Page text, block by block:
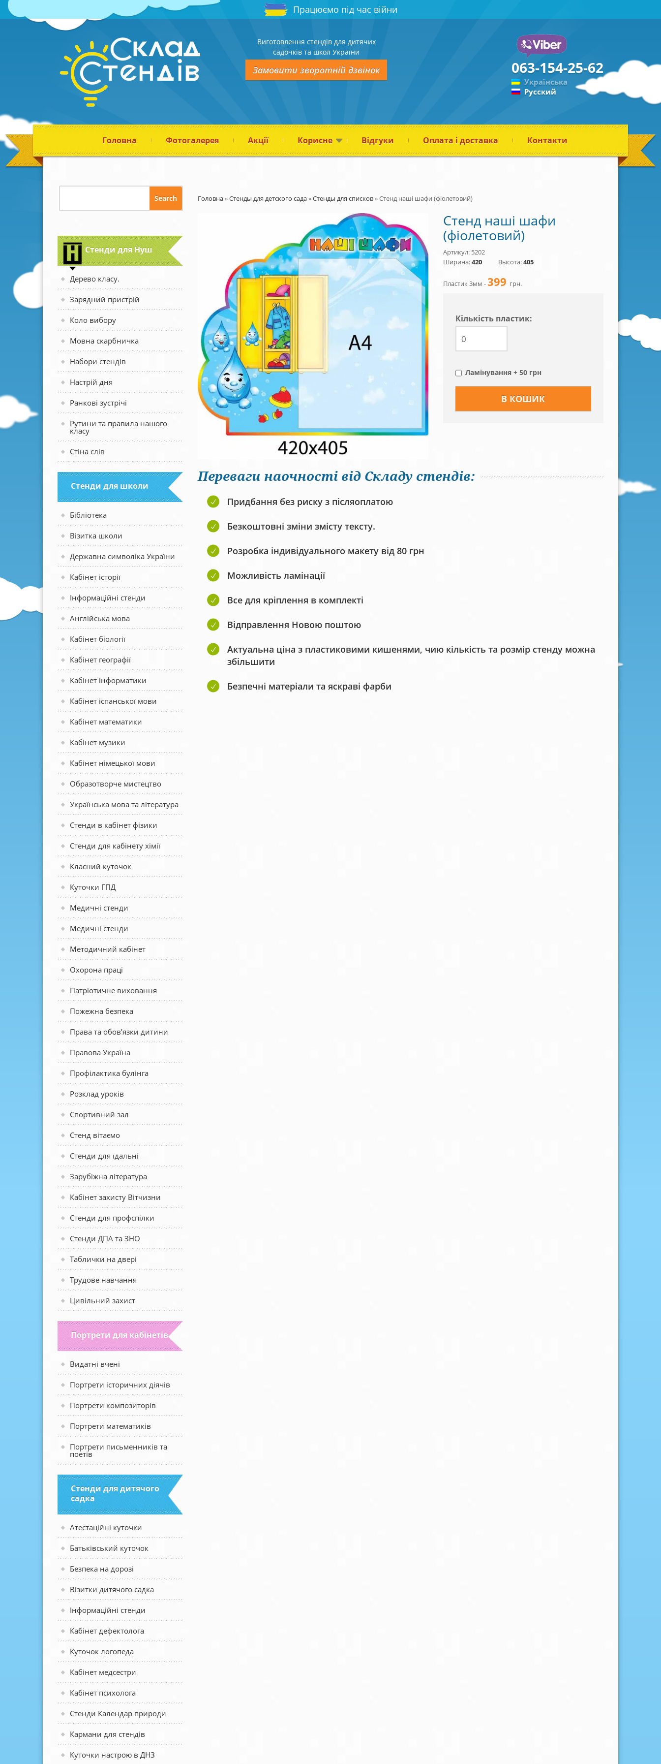
Працюємо під час війни
Виготовлення стендів для дитячих
садочків та школ України
Замовити зворотній дзвінок 063-154-25-62
Українська
Русский
Головна Фотогалерея Акції Корисне Відгуки Оплата і доставка Контакти
Стенди для Нуш
Дерево класу.
Зарядний пристрій
Коло вибору
Мовна скарбничка
Набори стендів
Настрій дня
Ранкові зустрічі
Рутини та правила нашого
класу
Стіна слів
Стенди для школи
Бібліотека
Візитка школи
Державна символіка України
Кабінет історії
Інформаційні стенди
Англійська мова
Кабінет біології
Кабінет географії
Кабінет інформатики
Кабінет іспанської мови
Кабінет математики
Кабінет музики
Кабінет німецької мови
Образотворче мистецтво
Українська мова та література
Стенди в кабінет фізики
Стенди для кабінету хімії
Класний куточок
Куточки ГПД
Медичні стенди
Медичні стенди
Методичний кабінет
Охорона праці
Патріотичне виховання
Пожежна безпека
Права та обов’язки дитини
Правова Україна
Профілактика булінга
Розклад уроків
Спортивний зал
Стенд вітаємо
Стенди для їдальні
Зарубіжна література
Кабінет захисту Вітчизни
Стенди для профспілки
Стенди ДПА та ЗНО
Таблички на двері
Трудове навчання
Цивільний захист
Портрети для кабінетів
Видатні вчені
Портрети історичних діячів
Портрети композиторів
Портрети математиків
Портрети письменників та
поетів
Стенди для дитячого
садка
Атестаційні куточки
Батьківський куточок
Безпека на дорозі
Візитки дитячого садка
Інформаційні стенди
Кабінет дефектолога
Куточок логопеда
Кабінет медсестри
Кабінет психолога
Стенди Календар природи
Кармани для стендів
Куточки настрою в ДНЗ
Головна»Стенды для детского сада»Стенды для списков»Стенд наші шафи (фіолетовий)
Стенд наші шафи
(фіолетовий)
Артикул: 5202
Ширина:420 Высота:405
Пластик 3мм -399 грн.
Кiлькiсть пластик:
Ламінування + 50 грн
Переваги наочності від Складу стендів:
Придбання без риску з післяоплатою
Безкоштовні зміни змісту тексту.
Розробка індивідуального макету від 80 грн
Можливість ламінації
Все для кріплення в комплекті
Відправлення Новою поштою
Актуальна ціна з пластиковими кишенями, чию кількість та розмір стенду можна
збільшити
Безпечні матеріали та яскраві фарби